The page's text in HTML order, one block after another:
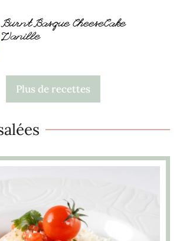
Burnt Basque CheeseCake
Vanille
Plus de recettes